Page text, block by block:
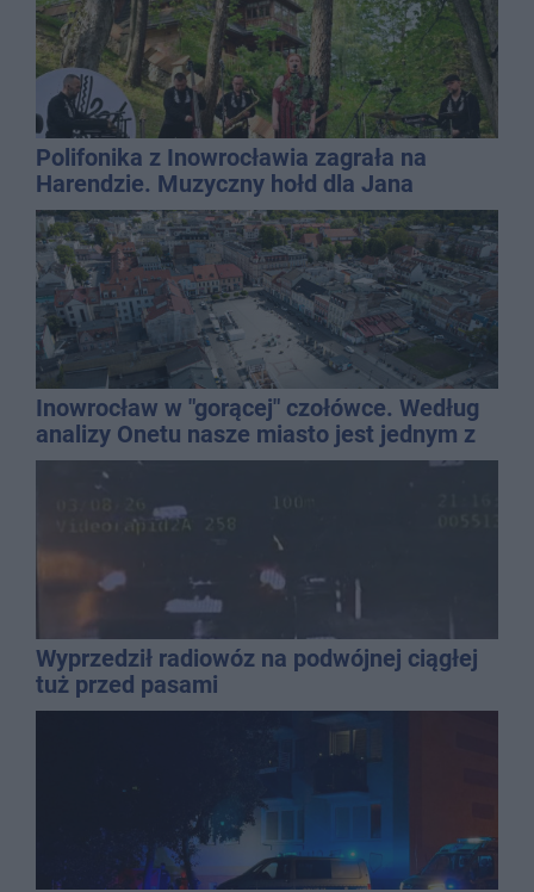
Polifonika z Inowrocławia zagrała na
Harendzie. Muzyczny hołd dla Jana
Kasprowicza
Inowrocław w "gorącej" czołówce. Według
analizy Onetu nasze miasto jest jednym z
najbardziej narażonych na upały
Wyprzedził radiowóz na podwójnej ciągłej
tuż przed pasami